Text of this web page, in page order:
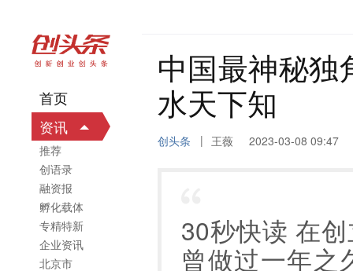
中国最神秘独
水天下知
创头条 | 王薇 2023-03-08 09:47
30秒快读 在
曾做过一年之
首页
资讯
推荐
创语录
融资报
孵化载体
专精特新
企业资讯
北京市